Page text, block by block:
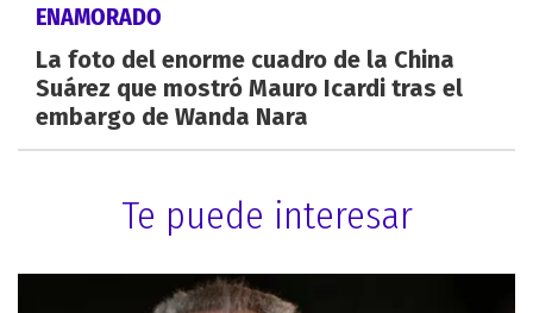
ENAMORADO
La foto del enorme cuadro de la China
Suárez que mostró Mauro Icardi tras el
embargo de Wanda Nara
Te puede interesar